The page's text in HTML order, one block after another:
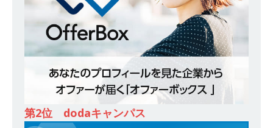
[ 2026年5月14日 ]
【 28卒 ｜ オープンカンパニ
ー｜東京勤務・転勤なし ｜ 文理不問 】 7期連続
200％増収!! ｜ 様々な業界の知識・スキルを身に
付けることが可能 ｜ データ分析のエキスパート
としてクライアントの課題を解決 ｜ 土日祝完全
休み ｜ データアナリティクスラボ
第2位 dodaキャンパス